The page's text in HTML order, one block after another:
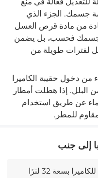
جسمك. الجزء الذي
من مادة قرص العسل
جسمك فحسب، بل يضمن
لفترات طويلة من
دخول حقيبة الكاميرا
البلل. إذا هطلت أمطار
عن طريق استخدام
للمطر.
إلى جنب
حقيبة ظهر كبيرة للكاميرا بسعة 32 لترًا